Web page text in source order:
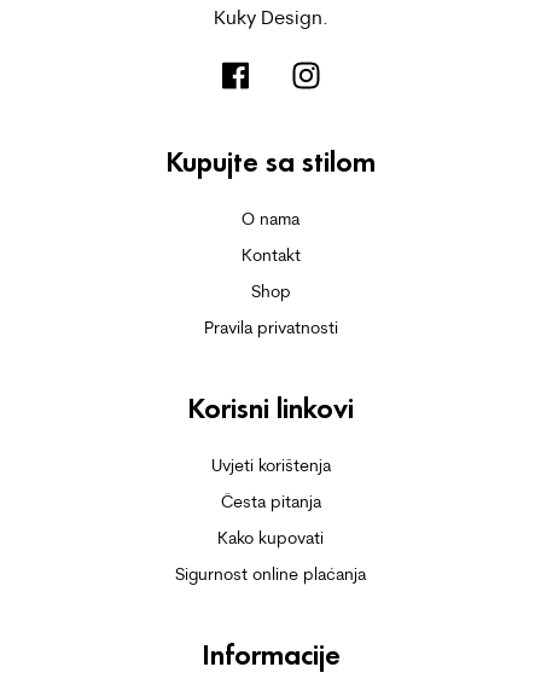
Kuky Design.
Kupujte sa stilom
O nama
Kontakt
Shop
Pravila privatnosti
Korisni linkovi
Uvjeti korištenja
Česta pitanja
Kako kupovati
Sigurnost online plaćanja
Informacije